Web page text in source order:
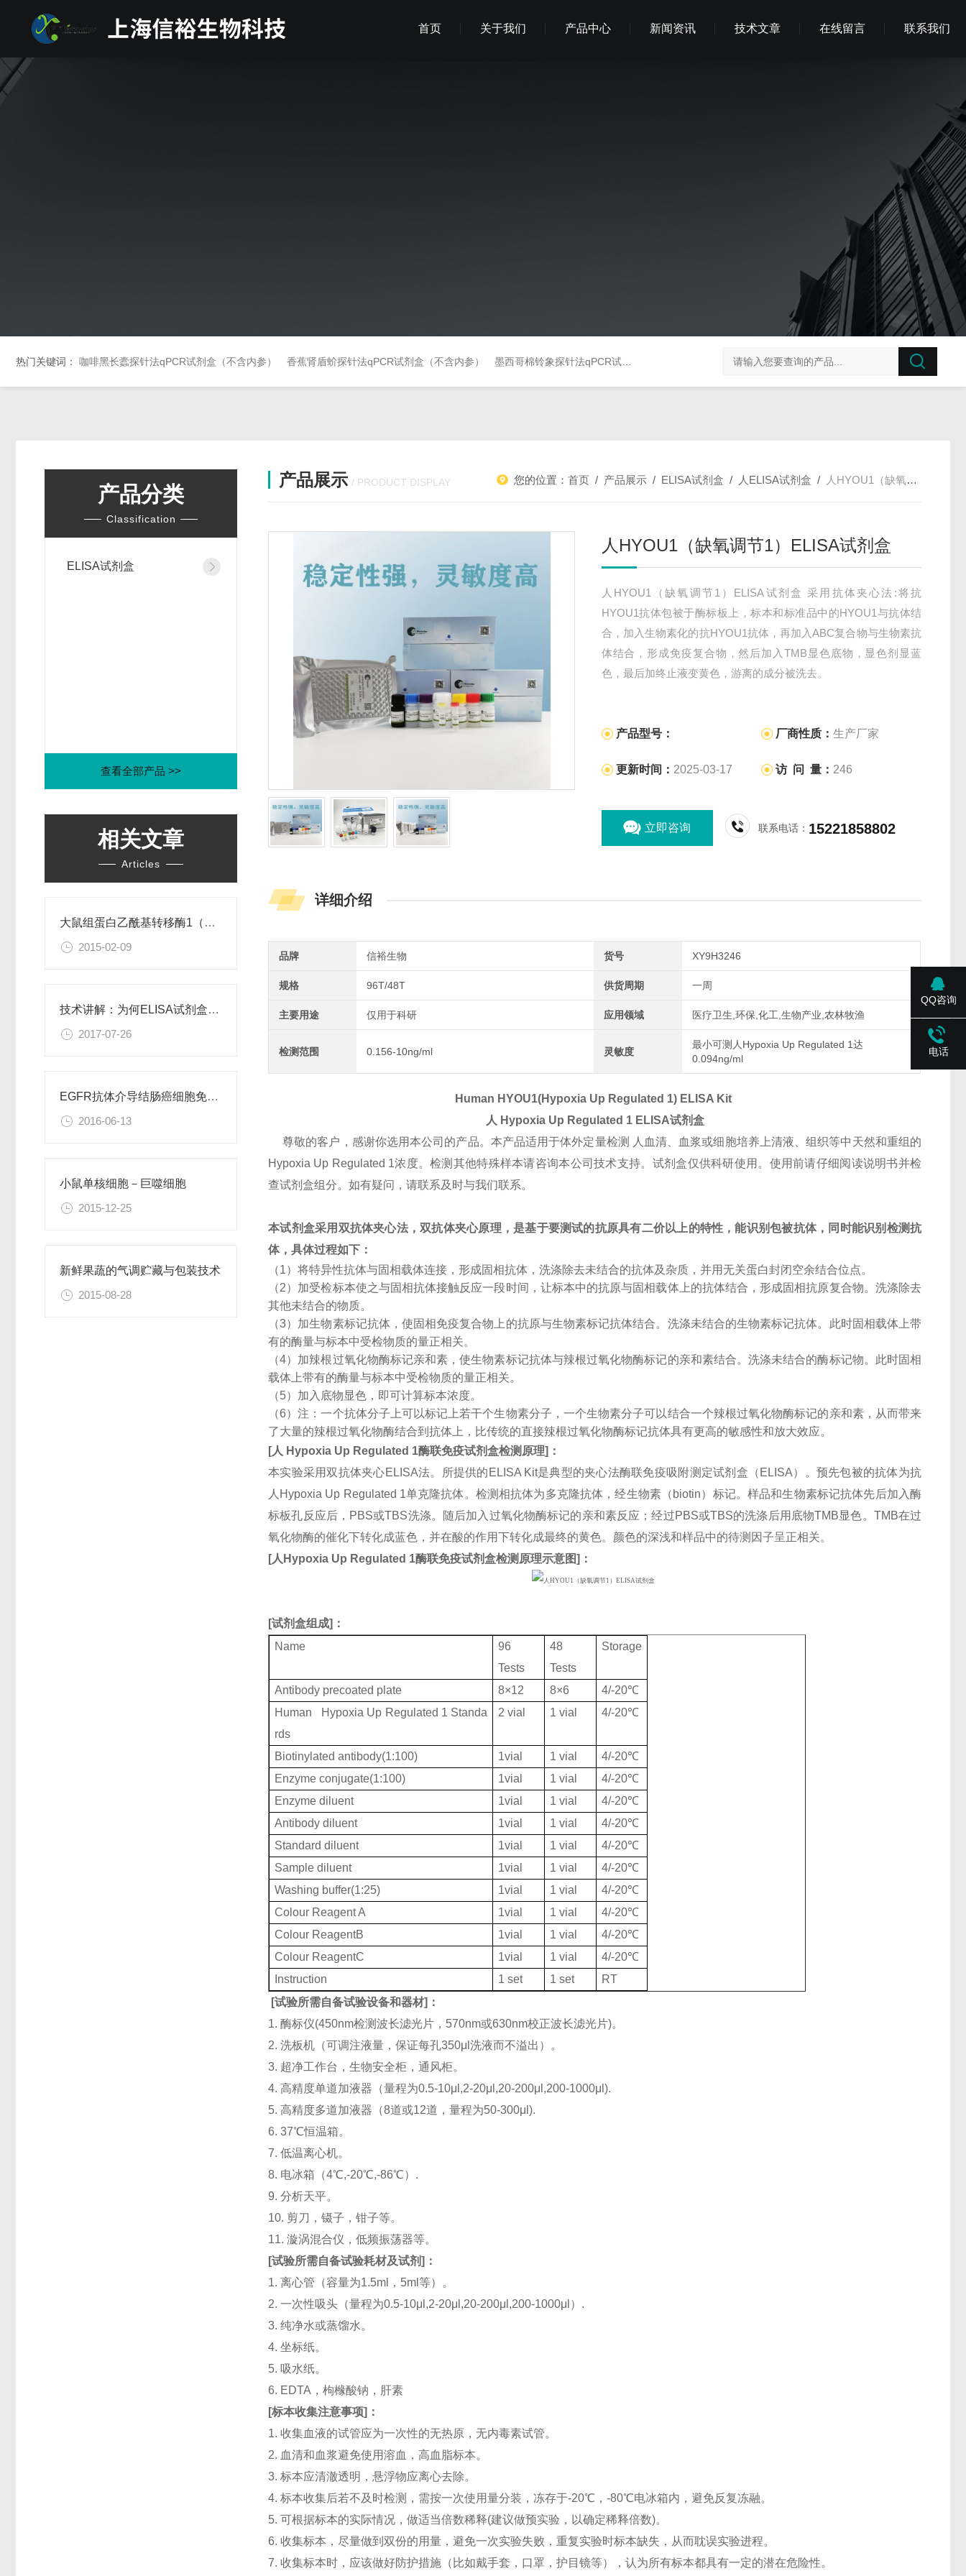
首页 关于我们 产品中心 新闻资讯 技术文章 在线留言 联系我们
热门关键词： 咖啡黑长蠹探针法qPCR试剂盒（不含内参） 香蕉肾盾蚧探针法qPCR试剂盒（不含内参） 墨西哥棉铃象探针法qPCR试剂盒（不含内参） 榛子东部枯萎病菌探针法qPCR试剂盒不含内参
产品分类
Classification
ELISA试剂盒
查看全部产品 >>
相关文章
Articles
大鼠组蛋白乙酰基转移酶1（HAT1）ELISA试剂盒
2015-02-09
技术讲解：为何ELISA试剂盒OD值不正常
2017-07-26
EGFR抗体介导结肠癌细胞免疫性凋亡
2016-06-13
小鼠单核细胞－巨噬细胞
2015-12-25
新鲜果蔬的气调贮藏与包装技术
2015-08-28
产品展示 / PRODUCT DISPLAY 您的位置：首页 / 产品展示 / ELISA试剂盒 / 人ELISA试剂盒 / 人HYOU1（缺氧调节1）ELISA试剂盒
人HYOU1（缺氧调节1）ELISA试剂盒
人HYOU1（缺氧调节1）ELISA试剂盒 采用抗体夹心法:将抗
HYOU1抗体包被于酶标板上，标本和标准品中的HYOU1与抗体结
合，加入生物素化的抗HYOU1抗体，再加入ABC复合物与生物素抗
体结合，形成免疫复合物，然后加入TMB显色底物，显色剂显蓝
色，最后加终止液变黄色，游离的成分被洗去。
产品型号： 厂商性质：生产厂家
更新时间： 2025-03-17 访 问 量： 246
立即咨询 联系电话： 15221858802
详细介绍
品牌 信裕生物 货号 XY9H3246
规格 96T/48T 供货周期 一周
主要用途 仅用于科研 应用领域 医疗卫生,环保,化工,生物产业,农林牧渔
检测范围 0.156-10ng/ml 灵敏度
最小可测人Hypoxia Up Regulated 1达
0.094ng/ml
Human HYOU1(Hypoxia Up Regulated 1) ELISA Kit
人 Hypoxia Up Regulated 1ELISA试剂盒
尊敬的客户，感谢你选用本公司的产品。本产品适用于体外定量检测 人血清、血浆或细胞培养上清液、组织等中天然和重组的
Hypoxia Up Regulated 1浓度。检测其他特殊样本请咨询本公司技术支持。试剂盒仅供科研使用。使用前请仔细阅读说明书并检
查试剂盒组分。如有疑问，请联系及时与我们联系。
本试剂盒采用双抗体夹心法，双抗体夹心原理，是基于要测试的抗原具有二价以上的特性，能识别包被抗体，同时能识别检测抗
体，具体过程如下：
（1）将特异性抗体与固相载体连接，形成固相抗体，洗涤除去未结合的抗体及杂质，并用无关蛋白封闭空余结合位点。
（2）加受检标本使之与固相抗体接触反应一段时间，让标本中的抗原与固相载体上的抗体结合，形成固相抗原复合物。洗涤除去
其他未结合的物质。
（3）加生物素标记抗体，使固相免疫复合物上的抗原与生物素标记抗体结合。洗涤未结合的生物素标记抗体。此时固相载体上带
有的酶量与标本中受检物质的量正相关。
（4）加辣根过氧化物酶标记亲和素，使生物素标记抗体与辣根过氧化物酶标记的亲和素结合。洗涤未结合的酶标记物。此时固相
载体上带有的酶量与标本中受检物质的量正相关。
（5）加入底物显色，即可计算标本浓度。
（6）注：一个抗体分子上可以标记上若干个生物素分子，一个生物素分子可以结合一个辣根过氧化物酶标记的亲和素，从而带来
了大量的辣根过氧化物酶结合到抗体上，比传统的直接辣根过氧化物酶标记抗体具有更高的敏感性和放大效应。
[人 Hypoxia Up Regulated 1酶联免疫试剂盒检测原理] ：
本实验采用双抗体夹心ELISA法。所提供的ELISA Kit是典型的夹心法酶联免疫吸附测定试剂盒（ELISA）。预先包被的抗体为抗
人Hypoxia Up Regulated 1单克隆抗体。检测相抗体为多克隆抗体，经生物素（biotin）标记。样品和生物素标记抗体先后加入酶
标板孔反应后，PBS或TBS洗涤。随后加入过氧化物酶标记的亲和素反应；经过PBS或TBS的洗涤后用底物TMB显色。TMB在过
氧化物酶的催化下转化成蓝色，并在酸的作用下转化成最终的黄色。颜色的深浅和样品中的待测因子呈正相关。
[人 Hypoxia Up Regulated 1酶联免疫试剂盒检测原理示意图] ：
[试剂盒组成]：
Name
96
Tests
48
Tests
Storage
Antibody precoated plate 8×12 8×6
4/-20℃
Human Hypoxia Up Regulated 1 Standa
rds
2 vial 1 vial 4/-20℃
Biotinylated antibody(1:100) 1vial 1 vial
4/-20℃
Enzyme conjugate(1:100)
1vial 1 vial
4/-20℃
Enzyme diluent
1vial 1 vial
4/-20℃
Antibody diluent
1vial 1 vial
4/-20℃
Standard diluent
1vial 1 vial
4/-20℃
Sample diluent
1vial 1 vial
4/-20℃
Washing buffer(1:25)
1vial 1 vial
4/-20℃
Colour Reagent A
1vial 1 vial
4/-20℃
Colour ReagentB
1vial 1 vial
4/-20℃
Colour ReagentC
1vial 1 vial
4/-20℃
Instruction
1 set 1 set
RT
[试验所需自备试验设备和器材]：
1. 酶标仪(450nm检测波长滤光片，570nm或630nm校正波长滤光片)。
2. 洗板机（可调注液量，保证每孔350μl洗液而不溢出）。
3. 超净工作台，生物安全柜，通风柜。
4. 高精度单道加液器（量程为0.5-10μl,2-20μl,20-200μl,200-1000μl).
5. 高精度多道加液器（8道或12道，量程为50-300μl).
6. 37℃恒温箱。
7. 低温离心机。
8. 电冰箱（4℃,-20℃,-86℃）.
9. 分析天平。
10. 剪刀，镊子，钳子等。
11. 漩涡混合仪，低频振荡器等。
[试验所需自备试验耗材及试剂]：
1. 离心管（容量为1.5ml，5ml等）。
2. 一次性吸头（量程为0.5-10μl,2-20μl,20-200μl,200-1000μl）.
3. 纯净水或蒸馏水。
4. 坐标纸。
5. 吸水纸。
6. EDTA，枸橼酸钠，肝素
[标本收集注意事项]：
1. 收集血液的试管应为一次性的无热原，无内毒素试管。
2. 血清和血浆避免使用溶血，高血脂标本。
3. 标本应清澈透明，悬浮物应离心去除。
4. 标本收集后若不及时检测，需按一次使用量分装，冻存于-20℃，-80℃电冰箱内，避免反复冻融。
5. 可根据标本的实际情况，做适当倍数稀释(建议做预实验，以确定稀释倍数)。
6. 收集标本，尽量做到双份的用量，避免一次实验失败，重复实验时标本缺失，从而耽误实验进程。
7. 收集标本时，应该做好防护措施（比如戴手套，口罩，护目镜等），认为所有标本都具有一定的潜在危险性。
QQ咨询
电话